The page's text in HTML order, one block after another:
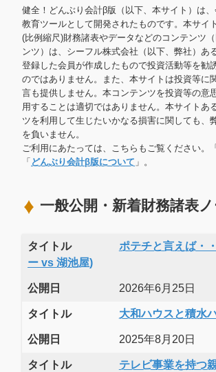
健全！どんぶり会計β版（以下、本サイト）は
教育ツールとして開発されたものです。本サイ
(比例縮尺)財務諸表やデータなどのコンテンツ
ンツ）は、シーフル株式会社（以下、弊社）あ
登録した会員が作成したもので投資活動等を勧
のではありません。また、本サイトは投資等に
言も提供しません。本コンテンツを投資等の意
用することは適切ではありません。本サイトあ
ツを利用して生じたいかなる損害に関しても、
を負いません。
ご利用にあたっては、こちらもご覧ください。「
「 どんぶり会計β版について 」。
一般公開・新着財務諸表ノ
タイトル
ポテチと言えば・
ー vs 湖池屋)
公開日 2026年6月25日
タイトル 大和ハウスと積水
公開日 2025年8月20日
タイトル
テレビ事業を持つ